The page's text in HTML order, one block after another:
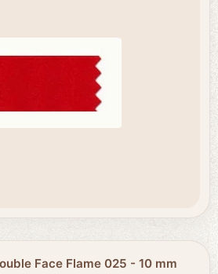
Face Flame 025 - 10 mm